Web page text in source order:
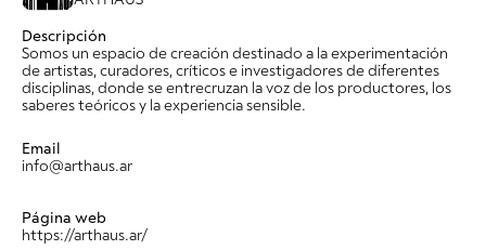
Descripción
Somos un espacio de creación destinado a la experimentación
de artistas, curadores, críticos e investigadores de diferentes
disciplinas, donde se entrecruzan la voz de los productores, los
saberes teóricos y la experiencia sensible.
Email
info@arthaus.ar
Página web
https://arthaus.ar/